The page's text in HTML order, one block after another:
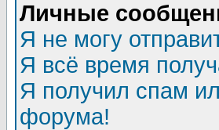
Личные
Я не могу
Я всё время
Я получил спам
форума!